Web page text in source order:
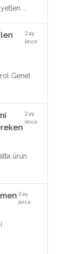
...
2 ay
önce
Genel
2 ay
önce
ürün
3 ay
önce